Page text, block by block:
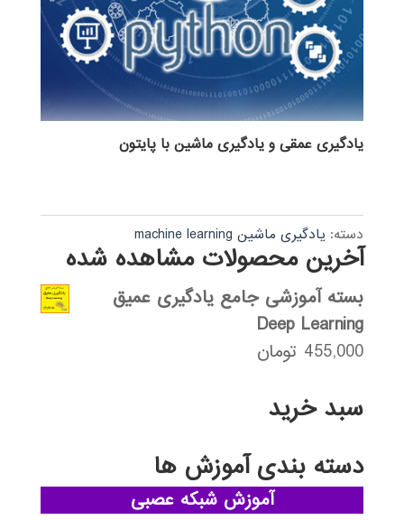
یادگیری عمقی و یادگیری ماشین با پایتون
دسته: یادگیری ماشین machine learning
آخرین محصولات مشاهده شده
بسته آموزشی جامع یادگیری عمیق
Deep Learning
455,000 تومان
سبد خرید
دسته بندی آموزش ها
آموزش شبکه عصبی